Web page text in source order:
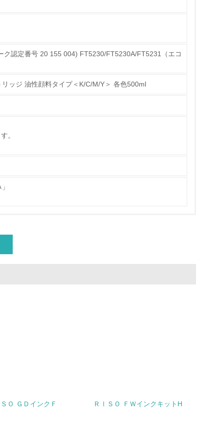
な販売目標や計画を立てている
いる
目標や計画を立てている
減の取り組みを行っている
ク認定番号 20 155 004) FT5230/FT5230A/FT5231（エコ
ッジ 油性顔料タイプ＜K/C/M/Y＞ 各色500ml
。
Ｏ ＧＤインクＦ ＲＩＳＯ ＦＷインクキットH